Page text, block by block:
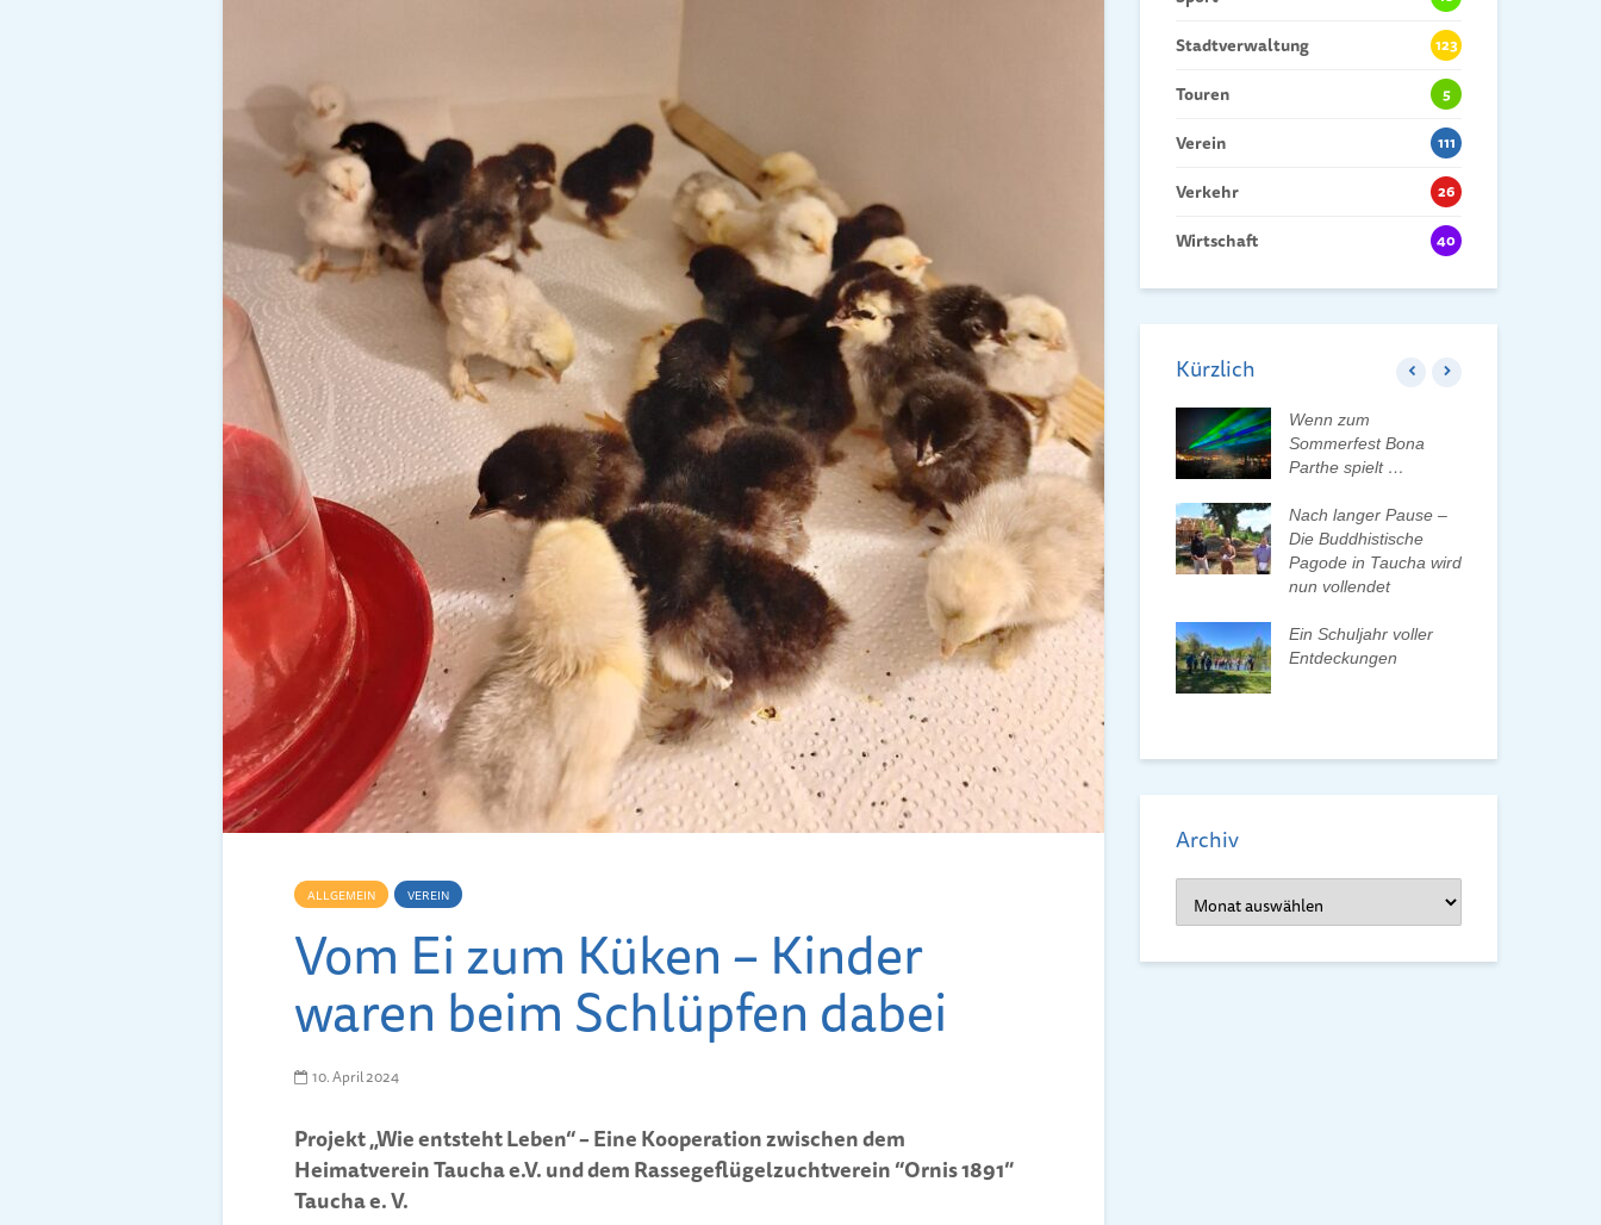
ALLGEMEIN VEREIN
Vom Ei zum Küken – Kinder
waren beim Schlüpfen dabei
10. April 2024
Projekt „Wie entsteht Leben“ – Eine Kooperation zwischen dem
Heimatverein Taucha e.V. und dem Rassegeflügelzuchtverein “Ornis 1891”
Taucha e. V.
Stadtverwaltung 123
Touren 5
Verein 111
Verkehr 26
Wirtschaft 40
Kürzlich
Kinderwandertag des
Heimatvereins als
Dank für Engagement
der jüngsten Mitglieder
Bunte Feenstäbe
waren beim
Frühlingsbasteln der
Renner
Frühlingsbasteln mit
dem Heimatverein
Zukunft der Tauchaer
Altstadt aktiv
mitgestalten
Natur erleben, Bäume
pflanzen und Pate
werden
Generationenwechsel
– Heimatverein wählt
neuen Vorstand
Wenn zum
Sommerfest Bona
Parthe spielt …
Nach langer Pause –
Die Buddhistische
Pagode in Taucha wird
nun vollendet
Ein Schuljahr voller
Entdeckungen
Archiv